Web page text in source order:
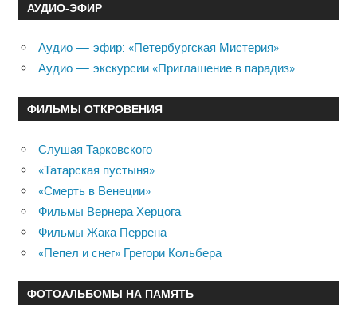
АУДИО-ЭФИР
Аудио — эфир: «Петербургская Мистерия»
Аудио — экскурсии «Приглашение в парадиз»
ФИЛЬМЫ ОТКРОВЕНИЯ
Слушая Тарковского
«Татарская пустыня»
«Смерть в Венеции»
Фильмы Вернера Херцога
Фильмы Жака Перрена
«Пепел и снег» Грегори Кольбера
ФОТОАЛЬБОМЫ НА ПАМЯТЬ